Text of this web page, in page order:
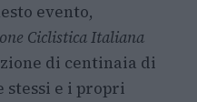
evento,
Ciclistica Italiana
di centinaia di
stessi e i propri